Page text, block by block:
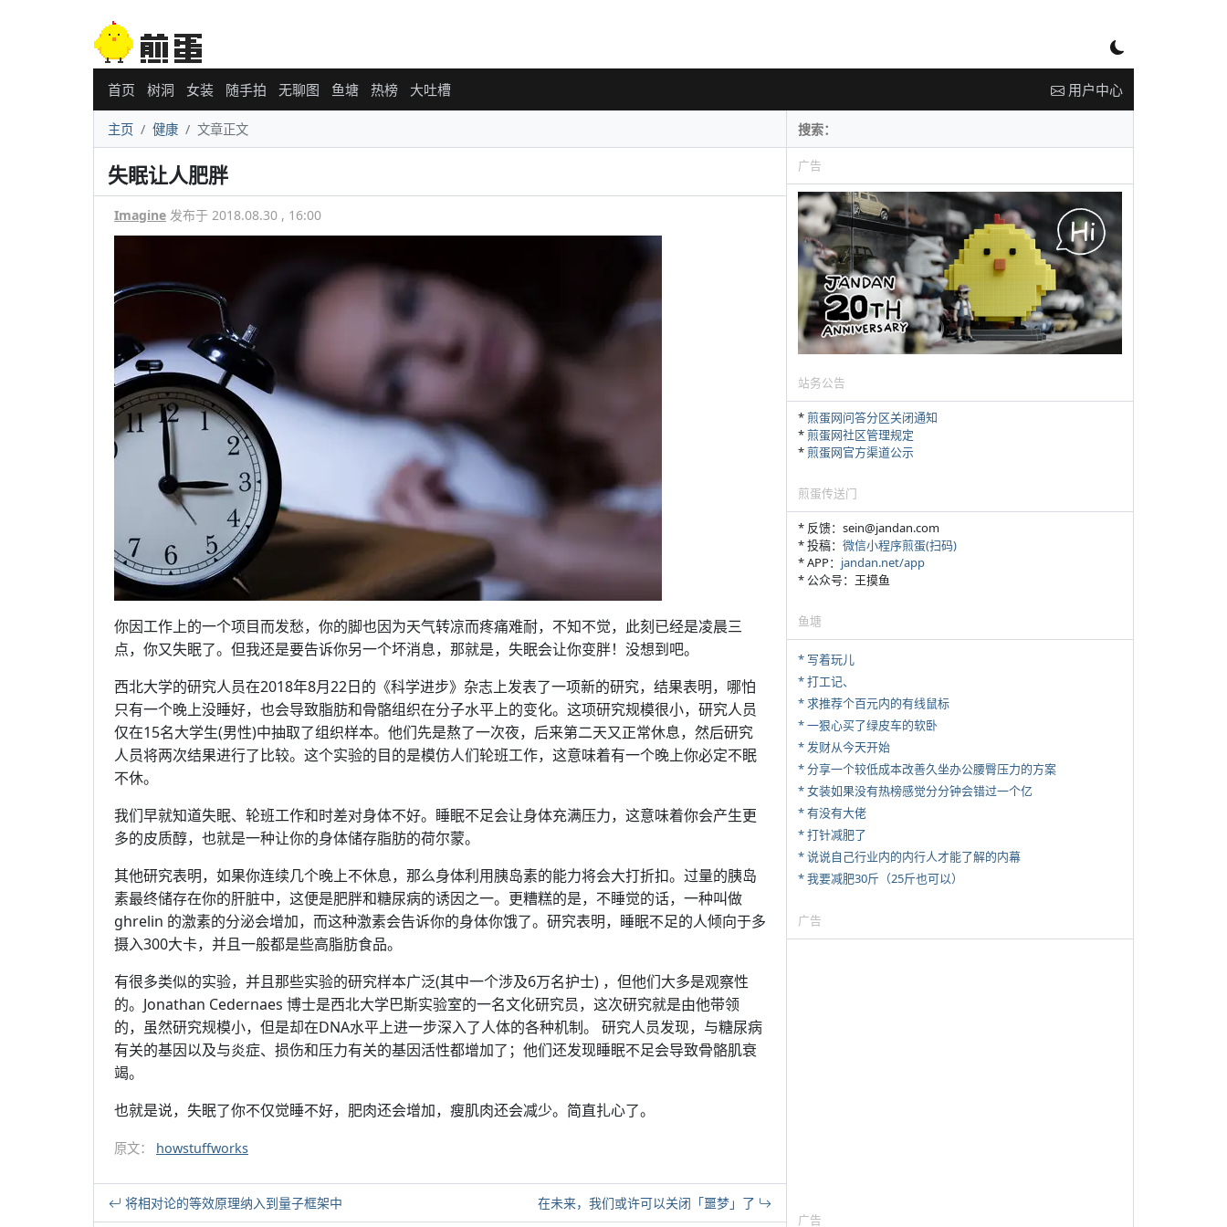
首页 树洞 女装 随手拍 无聊图 鱼塘 热榜 大吐槽 用户中心
主页 健康 文章正文
失眠让人肥胖
Imagine 发布于 2018.08.30 , 16:00
你因工作上的一个项目而发愁，你的脚也因为天气转凉而疼痛难耐，不知不觉，此刻已经是凌晨三
点，你又失眠了。但我还是要告诉你另一个坏消息，那就是，失眠会让你变胖！没想到吧。
西北大学的研究人员在2018年8月22日的《科学进步》杂志上发表了一项新的研究，结果表明，哪怕
只有一个晚上没睡好，也会导致脂肪和骨骼组织在分子水平上的变化。这项研究规模很小，研究人员
仅在15名大学生(男性)中抽取了组织样本。他们先是熬了一次夜，后来第二天又正常休息，然后研究
人员将两次结果进行了比较。这个实验的目的是模仿人们轮班工作，这意味着有一个晚上你必定不眠
不休。
我们早就知道失眠、轮班工作和时差对身体不好。睡眠不足会让身体充满压力，这意味着你会产生更
多的皮质醇，也就是一种让你的身体储存脂肪的荷尔蒙。
其他研究表明，如果你连续几个晚上不休息，那么身体利用胰岛素的能力将会大打折扣。过量的胰岛
素最终储存在你的肝脏中，这便是肥胖和糖尿病的诱因之一。更糟糕的是，不睡觉的话，一种叫做
ghrelin 的激素的分泌会增加，而这种激素会告诉你的身体你饿了。研究表明，睡眠不足的人倾向于多
摄入300大卡，并且一般都是些高脂肪食品。
有很多类似的实验，并且那些实验的研究样本广泛(其中一个涉及6万名护士) ，但他们大多是观察性
的。Jonathan Cedernaes 博士是西北大学巴斯实验室的一名文化研究员，这次研究就是由他带领
的，虽然研究规模小，但是却在DNA水平上进一步深入了人体的各种机制。 研究人员发现，与糖尿病
有关的基因以及与炎症、损伤和压力有关的基因活性都增加了；他们还发现睡眠不足会导致骨骼肌衰
竭。
也就是说，失眠了你不仅觉睡不好，肥肉还会增加，瘦肌肉还会减少。简直扎心了。
原文： howstuffworks
将相对论的等效原理纳入到量子框架中 在未来，我们或许可以关闭「噩梦」了
广告
站务公告
*煎蛋网问答分区关闭通知
*煎蛋网社区管理规定
*煎蛋网官方渠道公示
煎蛋传送门
* 反馈：sein@jandan.com
* 投稿： 微信小程序煎蛋(扫码)
* APP： jandan.net/app
* 公众号：王摸鱼
鱼塘
* 写着玩儿
* 打工记、
* 求推荐个百元内的有线鼠标
* 一狠心买了绿皮车的软卧
* 发财从今天开始
* 分享一个较低成本改善久坐办公腰臀压力的方案
* 女装如果没有热榜感觉分分钟会错过一个亿
* 有没有大佬
* 打针减肥了
* 说说自己行业内的内行人才能了解的内幕
* 我要减肥30斤（25斤也可以）
广告
广告